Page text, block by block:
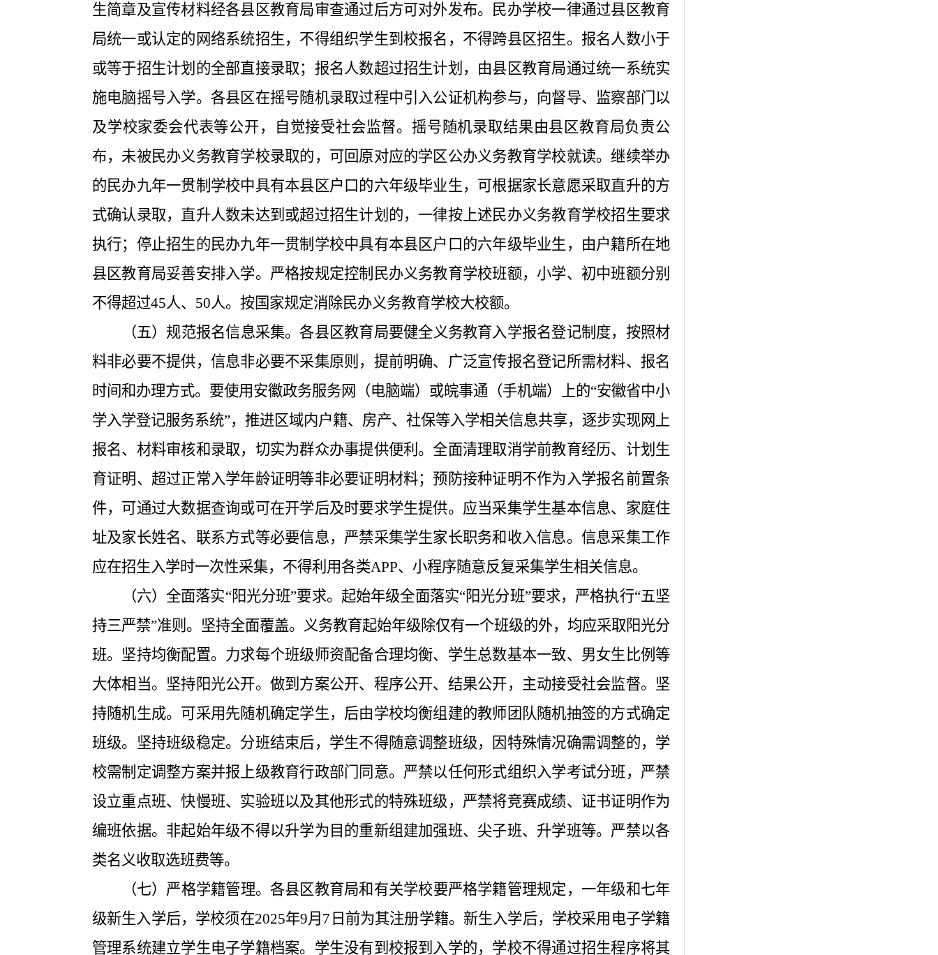
生简章及宣传材料经各县区教育局审查通过后方可对外发布。民办学校一律通过县区教育
局统一或认定的网络系统招生，不得组织学生到校报名，不得跨县区招生。报名人数小于
或等于招生计划的全部直接录取；报名人数超过招生计划，由县区教育局通过统一系统实
施电脑摇号入学。各县区在摇号随机录取过程中引入公证机构参与，向督导、监察部门以
及学校家委会代表等公开，自觉接受社会监督。摇号随机录取结果由县区教育局负责公
布，未被民办义务教育学校录取的，可回原对应的学区公办义务教育学校就读。继续举办
的民办九年一贯制学校中具有本县区户口的六年级毕业生，可根据家长意愿采取直升的方
式确认录取，直升人数未达到或超过招生计划的，一律按上述民办义务教育学校招生要求
执行；停止招生的民办九年一贯制学校中具有本县区户口的六年级毕业生，由户籍所在地
县区教育局妥善安排入学。严格按规定控制民办义务教育学校班额，小学、初中班额分别
不得超过45人、 50人。按国家规定消除民办义务教育学校大校额。
（五）规范报名信息采集。各县区教育局要健全义务教育入学报名登记制度，按照材
料非必要不提供，信息非必要不采集原则，提前明确、广泛宣传报名登记所需材料、报名
时间和办理方式。要使用安徽政务服务网（电脑端）或皖事通（手机端）上的“安徽省中小
学入学登记服务系统”， 推进区域内户籍、房产、社保等入学相关信息共享，逐步实现网上
报名、材料审核和录取，切实为群众办事提供便利。全面清理取消学前教育经历、计划生
育证明、超过正常入学年龄证明等非必要证明材料；预防接种证明不作为入学报名前置条
件，可通过大数据查询或可在开学后及时要求学生提供。应当采集学生基本信息、家庭住
址及家长姓名、联系方式等必要信息，严禁采集学生家长职务和收入信息。信息采集工作
应在招生入学时一次性采集，不得利用各类APP、小程序随意反复采集学生相关信息。
（六）全面落实“阳光分班”要求。 起始年级全面落实“阳光分班”要求，严格执行“五坚
持三严禁”准则。坚持全面覆盖。义务教育起始年级除仅有一个班级的外，均应采取阳光分
班。坚持均衡配置。力求每个班级师资配备合理均衡、学生总数基本一致、男女生比例等
大体相当。坚持阳光公开。做到方案公开、程序公开、结果公开，主动接受社会监督。坚
持随机生成。可采用先随机确定学生，后由学校均衡组建的教师团队随机抽签的方式确定
班级。坚持班级稳定。分班结束后，学生不得随意调整班级，因特殊情况确需调整的，学
校需制定调整方案并报上级教育行政部门同意。严禁以任何形式组织入学考试分班，严禁
设立重点班、快慢班、实验班以及其他形式的特殊班级，严禁将竞赛成绩、证书证明作为
编班依据。非起始年级不得以升学为目的重新组建加强班、尖子班、升学班等。严禁以各
类名义收取选班费等。
（七）严格学籍管理。 各县区教育局和有关学校要严格学籍管理规定，一年级和七年
级新生入学后，学校须在2025年9月 7 日前为其注册学籍。新生入学后，学校采用电子学籍
管理系统建立学生电子学籍档案。学生没有到校报到入学的，学校不得通过招生程序将其